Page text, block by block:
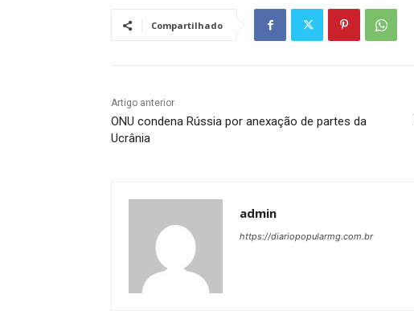
Compartilhado
Artigo anterior
ONU condena Rússia por anexação de partes da
Ucrânia
admin
https://diariopopularmg.com.br